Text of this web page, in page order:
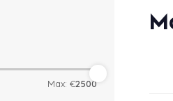
Max: €2500